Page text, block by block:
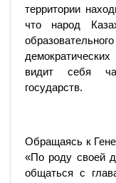
территории
что народ
видит себя
государств.
Обращаясь к
«По роду своей
общаться с